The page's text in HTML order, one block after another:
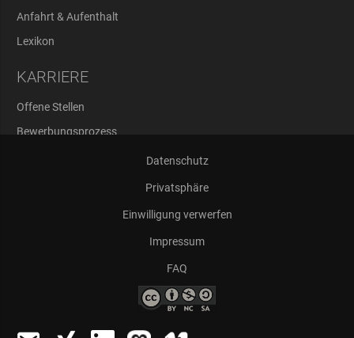
Anfahrt & Aufenthalt
Lexikon
KARRIERE
Offene Stellen
Bewerbungsprozess
Datenschutz
Privatsphäre
Einwilligung verwerfen
Impressum
FAQ